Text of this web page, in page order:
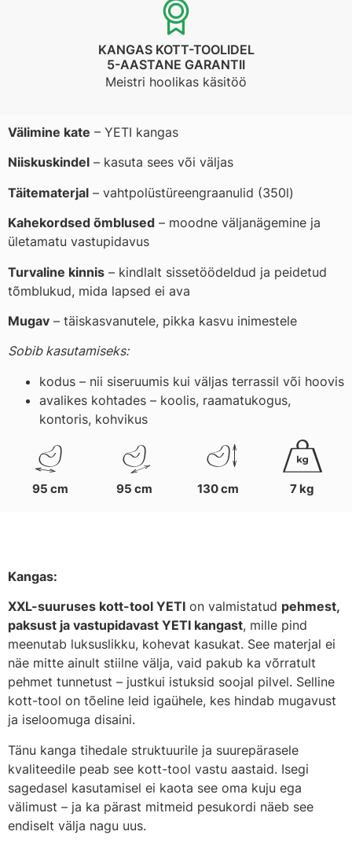
KANGAS KOTT-TOOLIDEL
5-AASTANE GARANTII
Meistri hoolikas käsitöö
Välimine kate – YETI kangas
Niiskuskindel – kasuta sees või väljas
Täitematerjal – vahtpolüstüreengraanulid (350l)
Kahekordsed õmblused – moodne väljanägemine ja
ületamatu vastupidavus
Turvaline kinnis – kindlalt sissetöödeldud ja peidetud
tõmblukud, mida lapsed ei ava
Mugav – täiskasvanutele, pikka kasvu inimestele
Sobib kasutamiseks:
kodus – nii siseruumis kui väljas terrassil või hoovis
avalikes kohtades – koolis, raamatukogus,
kontoris, kohvikus
95 cm 95 cm 130 cm 7 kg
Kangas:
XXL-suuruses kott-tool YETI on valmistatud pehmest,
paksust ja vastupidavast YETI kangast, mille pind
meenutab luksuslikku, kohevat kasukat. See materjal ei
näe mitte ainult stiilne välja, vaid pakub ka võrratult
pehmet tunnetust – justkui istuksid soojal pilvel. Selline
kott-tool on tõeline leid igaühele, kes hindab mugavust
ja iseloomuga disaini.
Tänu kanga tihedale struktuurile ja suurepärasele
kvaliteedile peab see kott-tool vastu aastaid. Isegi
sagedasel kasutamisel ei kaota see oma kuju ega
välimust – ja ka pärast mitmeid pesukordi näeb see
endiselt välja nagu uus.